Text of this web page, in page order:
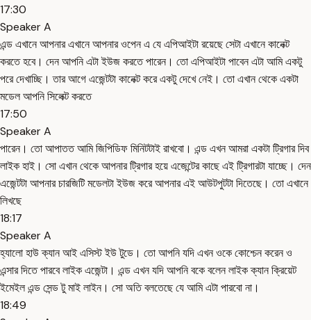
17:30
Speaker A
এন্ড এখানে আপনার এখানে আপনার ওপেন এ যে এপিআইটা রয়েছে সেটা এখানে কানেক্ট
করতে হবে। দেন আপনি এটা ইউজ করতে পারেন। তো এপিআইটা পাবেন এটা আমি একটু
পরে দেখাচ্ছি। তার আগে এজেন্টটা কানেক্ট করে একটু দেখে নেই। তো এখান থেকে একটা
মডেল আপনি সিলেক্ট করতে
17:50
Speaker A
পারেন। তো আপাতত আমি জিপিডিফ মিনিটটাই রাখবো। এন্ড এখন আমরা একটা ট্রিগার দিব
লাইক হাই। সো এখান থেকে আপনার ট্রিগার হয়ে এজেন্টের কাছে এই ট্রিগারটা যাচ্ছে। দেন
এজেন্টটা আপনার চারজিটি মডেলটা ইউজ করে আপনার এই আউটপুটটা দিতেছে। তো এখানে
লিখছে
18:17
Speaker A
হ্যালো হাউ ক্যান আই এসিস্ট ইউ টুডে। তো আপনি যদি এখন ওকে কোশ্চেন করেন ও
এন্সার দিতে পারবে লাইক এজেন্টা। এন্ড এখন যদি আপনি বকে বলেন লাইক ক্যান ক্রিয়েট
ইমেইল এন্ড সেন্ড টু মাই লাইন। সো অতি বলতেছে যে আমি এটা পারবো না।
18:49